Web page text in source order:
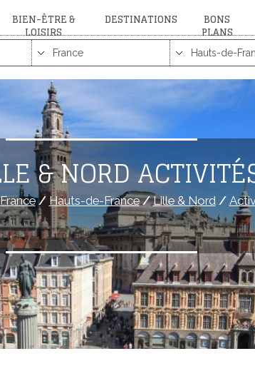
BIEN-ÊTRE &
LOISIRS
DESTINATIONS BONS
PLANS
& NORD
France/ Hauts-de-France/Lille & Nord/